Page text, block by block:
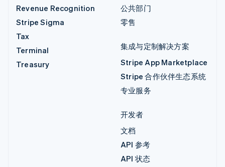
Revenue Recognition
Stripe Sigma
Tax
Terminal
Treasury
公共部门
零售
集成与定制解决方案
Stripe App Marketplace
Stripe 合作伙伴生态系统
专业服务
开发者
文档
API 参考
API 状态